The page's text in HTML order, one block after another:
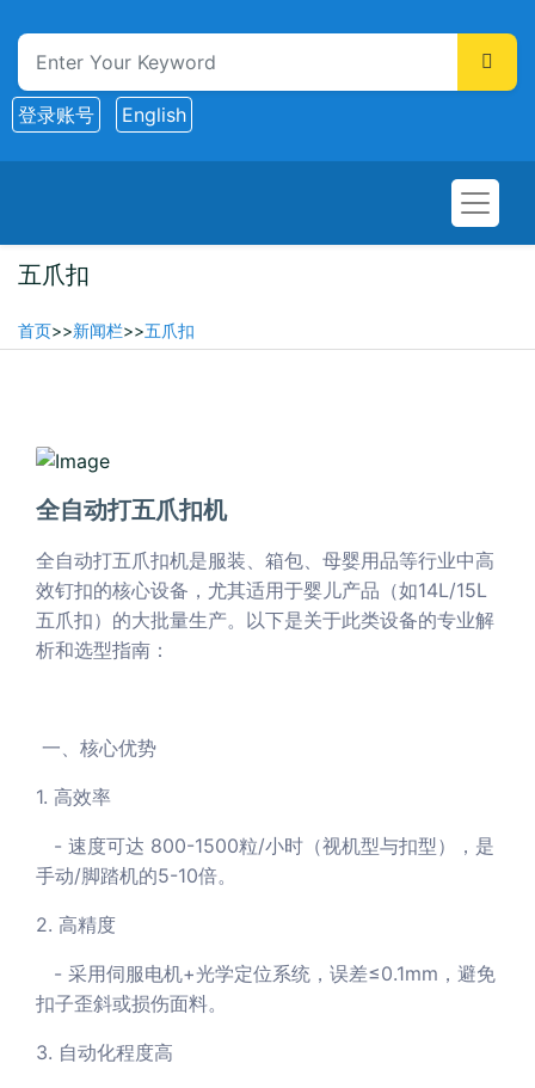
登录账号 English
五爪扣
首页>>新闻栏>>五爪扣
2025-06-21
全自动打五爪扣机
全自动打五爪扣机是服装、箱包、母婴用品等行业中高
效钉扣的核心设备，尤其适用于婴儿产品（如14L/15L
五爪扣）的大批量生产。以下是关于此类设备的专业解
析和选型指南：
一、核心优势
1. 高效率
- 速度可达 800-1500粒/小时（视机型与扣型），是
手动/脚踏机的5-10倍。
2. 高精度
- 采用伺服电机+光学定位系统，误差≤0.1mm，避免
扣子歪斜或损伤面料。
3. 自动化程度高